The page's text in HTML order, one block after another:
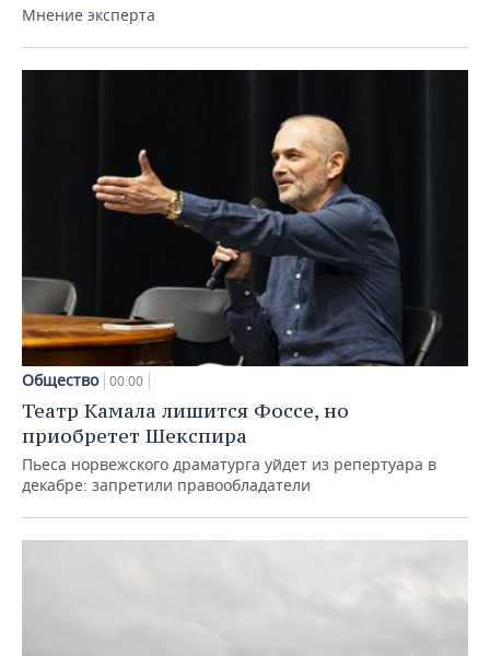
Мнение эксперта
Общество 00:00
Театр Камала лишится Фоссе, но
приобретет Шекспира
Пьеса норвежского драматурга уйдет из репертуара в
декабре: запретили правообладатели